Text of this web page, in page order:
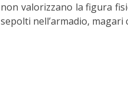
non valorizzano la figura
sepolti nell’armadio,